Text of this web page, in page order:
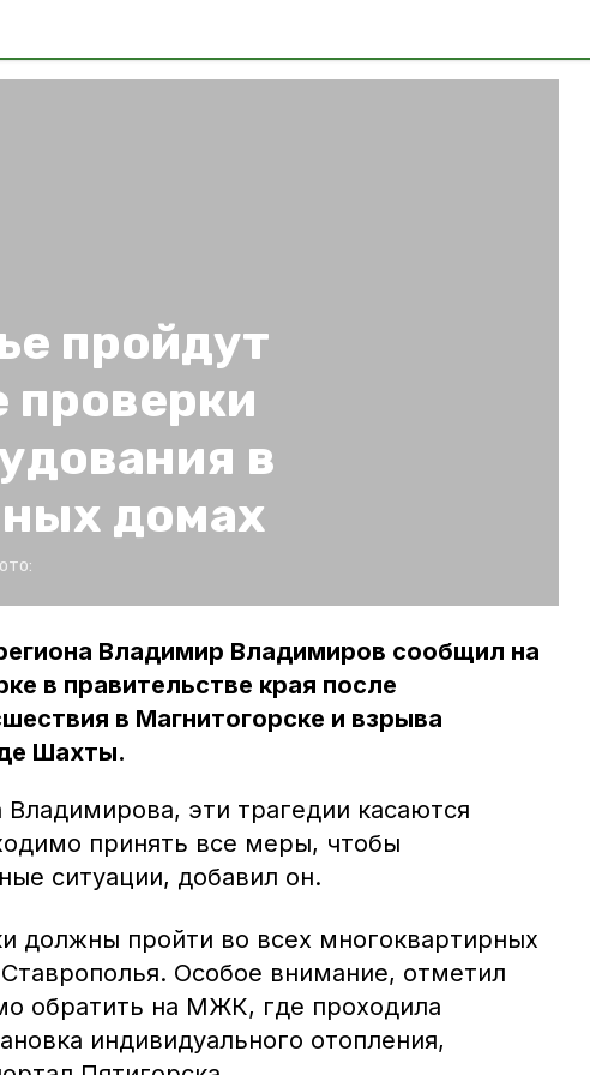
пройдут
проверки
в
домах
Владимир Владимиров сообщил на
в правительстве края после
в Магнитогорске и взрыва
Шахты.
эти трагедии касаются
принять все меры, чтобы
ситуации, добавил он.
должны пройти во всех многоквартирных
Особое внимание, отметил
обратить на МЖК, где проходила
индивидуального отопления,